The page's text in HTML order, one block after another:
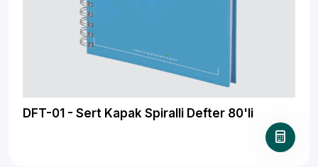
DFT-01 - Sert Kapak Spiralli Defter 80'li